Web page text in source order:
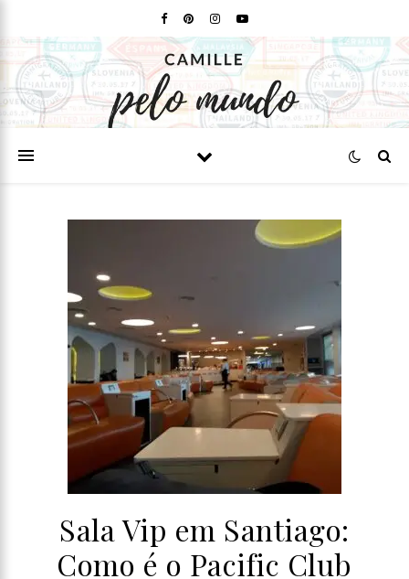
Sala Vip em Santiago:
Como é o Pacific Club